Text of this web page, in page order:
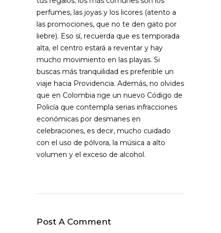
perfumes, las joyas y los licores (atento a
las promociones, que no te den gato por
liebre). Eso sí, recuerda que es temporada
alta, el centro estará a reventar y hay
mucho movimiento en las playas. Si
buscas más tranquilidad es preferible un
viaje hacia Providencia. Además, no olvides
que en Colombia rige un nuevo Código de
Policía que contempla serias infracciones
económicas por desmanes en
celebraciones, es decir, mucho cuidado
con el uso de pólvora, la música a alto
volumen y el exceso de alcohol.
Post A Comment